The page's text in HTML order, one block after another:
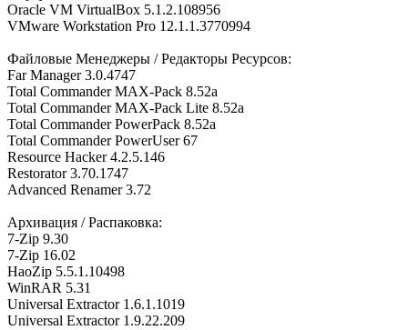
Oracle VM VirtualBox 5.1.2.108956
VMware Workstation Pro 12.1.1.3770994
Файловые Менеджеры / Редакторы Ресурсов:
Far Manager 3.0.4747
Total Commander MAX-Pack 8.52a
Total Commander MAX-Pack Lite 8.52a
Total Commander PowerPack 8.52a
Total Commander PowerUser 67
Resource Hacker 4.2.5.146
Restorator 3.70.1747
Advanced Renamer 3.72
Архивация / Распаковка:
7-Zip 9.30
7-Zip 16.02
HaoZip 5.5.1.10498
WinRAR 5.31
Universal Extractor 1.6.1.1019
Universal Extractor 1.9.22.209